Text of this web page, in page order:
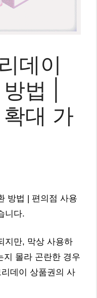
데이
법 |
대 가
방법 | 편의점 사용
니다.
지만, 막상 사용하
지 몰라 곤란한 경우
데이 상품권의 사